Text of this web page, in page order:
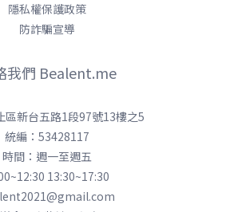
隱私權保護政策
防詐騙宣導
我們 Bealent.me
區新台五路1段97號13樓之5
統編：53428117
時間：週一至週五
13:30~17:30